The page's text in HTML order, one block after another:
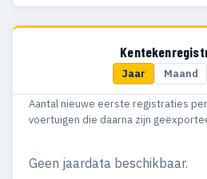
1969 1
Jaar Maand
Aantal nieuwe eerste registraties
voertuigen die daarna zijn
Geen jaardata beschikbaar.